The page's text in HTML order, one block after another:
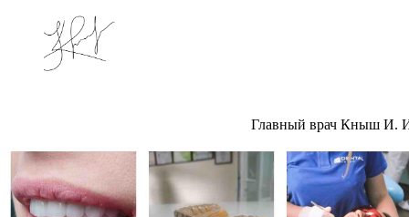
Главный врач Кныш И.